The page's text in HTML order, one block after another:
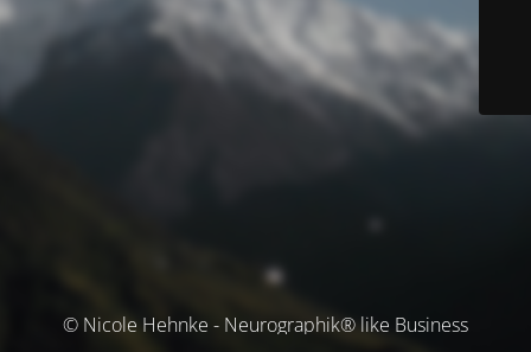
© Nicole Hehnke - Neurographik® like Business